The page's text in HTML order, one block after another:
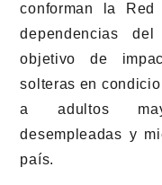
conforman la
dependencias
objetivo de
solteras en
a adultos
desempleadas y
país.